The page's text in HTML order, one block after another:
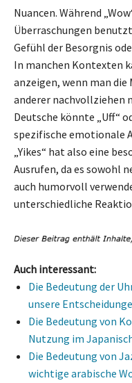
Nuancen. Während
Überraschungen
Gefühl der Besorgnis
In manchen Kontexten
anzeigen, wenn man
anderer nachvollziehen
Deutsche könnte „Uff“
spezifische emotionale
„Yikes“ hat also eine
Ausrufen, da es sowohl
auch humorvoll
unterschiedliche
Auch interessant:
Die Bedeutung der
unsere
Die Bedeutung von
Nutzung im
Die Bedeutung von
wichtige arabische